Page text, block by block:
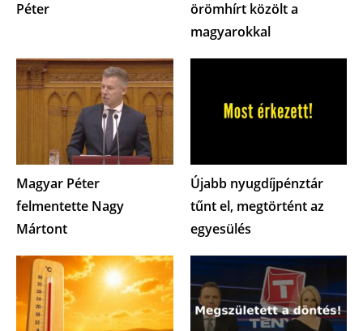
Péter
örömhírt közölt a
magyarokkal
Magyar Péter
felmentette Nagy
Mártont
Újabb nyugdíjpénztár
tűnt el, megtörtént az
egyesülés